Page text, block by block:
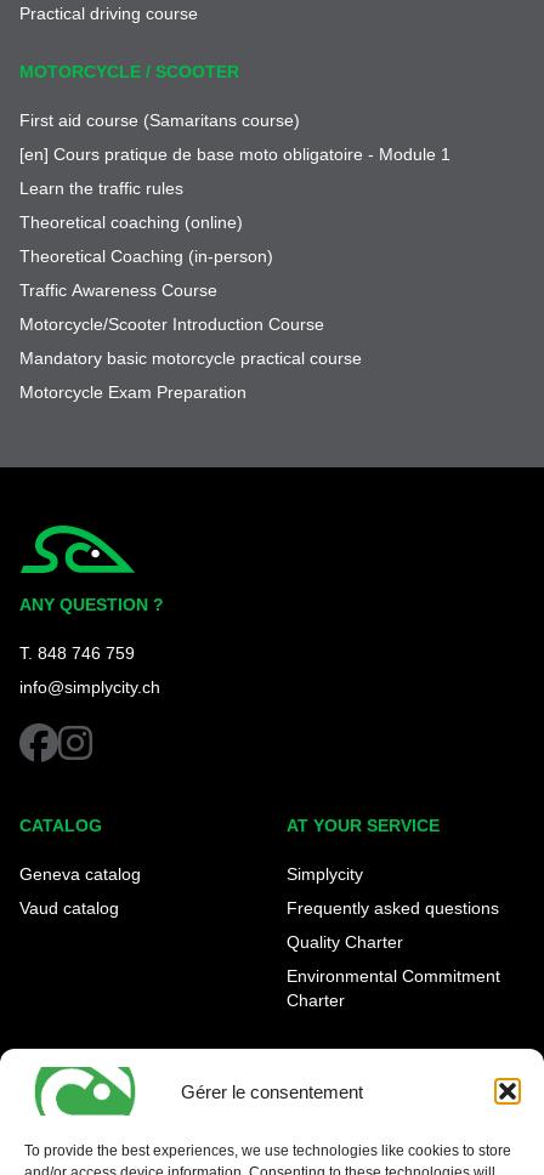
Gérer le consentement
To provide the best experiences, we use technologies like cookies to store
Practical driving course
MOTORCYCLE / SCOOTER
First aid course (Samaritans course)
[en] Cours pratique de base moto obligatoire - Module 1
Learn the traffic rules
Theoretical coaching (online)
Theoretical Coaching (in-person)
Traffic Awareness Course
Motorcycle/Scooter Introduction Course
Mandatory basic motorcycle practical course
Motorcycle Exam Preparation
ANY QUESTION ?
T. 848 746 759
info@simplycity.ch
facebookinstagram
CATALOG
Geneva catalog
Vaud catalog
AT YOUR SERVICE
Simplycity
Frequently asked questions
Quality Charter
Environmental Commitment
Charter
Geneva Eaux-Vives
Carouge
INFORMATION